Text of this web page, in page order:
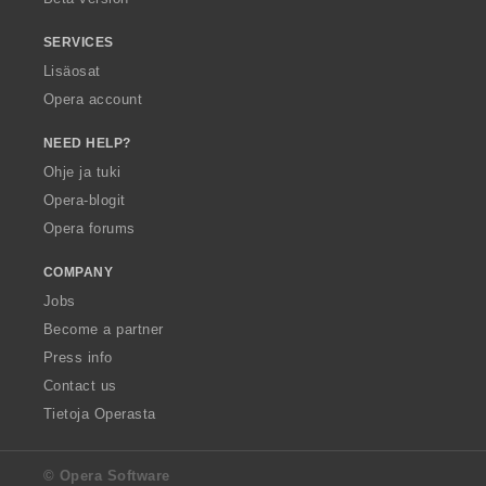
SERVICES
Lisäosat
Opera account
NEED HELP?
Ohje ja tuki
Opera-blogit
Opera forums
COMPANY
Jobs
Become a partner
Press info
Contact us
Tietoja Operasta
© Opera Software